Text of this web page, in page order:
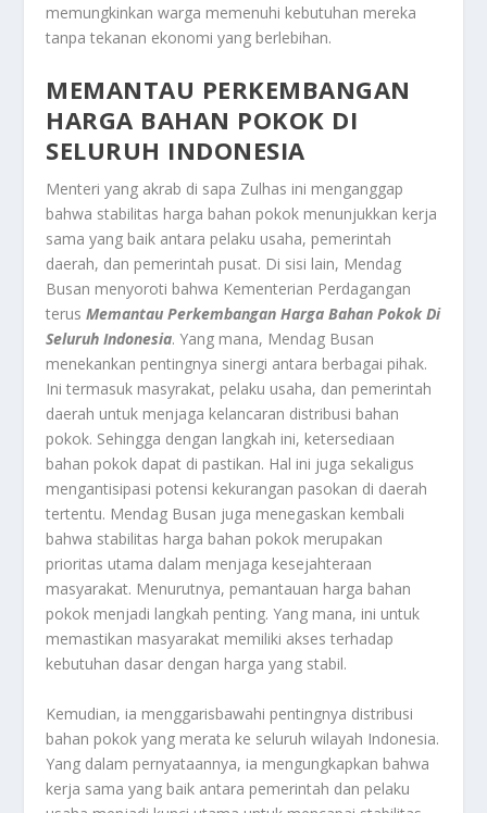
memungkinkan warga memenuhi kebutuhan mereka
tanpa tekanan ekonomi yang berlebihan.
MEMANTAU PERKEMBANGAN
HARGA BAHAN POKOK DI
SELURUH INDONESIA
Menteri yang akrab di sapa Zulhas ini menganggap
bahwa stabilitas harga bahan pokok menunjukkan kerja
sama yang baik antara pelaku usaha, pemerintah
daerah, dan pemerintah pusat. Di sisi lain, Mendag
Busan menyoroti bahwa Kementerian Perdagangan
terusMemantau Perkembangan Harga Bahan Pokok Di
Seluruh Indonesia. Yang mana, Mendag Busan
menekankan pentingnya sinergi antara berbagai pihak.
Ini termasuk masyrakat, pelaku usaha, dan pemerintah
daerah untuk menjaga kelancaran distribusi bahan
pokok. Sehingga dengan langkah ini, ketersediaan
bahan pokok dapat di pastikan. Hal ini juga sekaligus
mengantisipasi potensi kekurangan pasokan di daerah
tertentu. Mendag Busan juga menegaskan kembali
bahwa stabilitas harga bahan pokok merupakan
prioritas utama dalam menjaga kesejahteraan
masyarakat. Menurutnya, pemantauan harga bahan
pokok menjadi langkah penting. Yang mana, ini untuk
memastikan masyarakat memiliki akses terhadap
kebutuhan dasar dengan harga yang stabil.
Kemudian, ia menggarisbawahi pentingnya distribusi
bahan pokok yang merata ke seluruh wilayah Indonesia.
Yang dalam pernyataannya, ia mengungkapkan bahwa
kerja sama yang baik antara pemerintah dan pelaku